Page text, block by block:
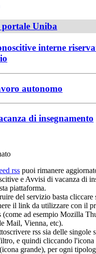
Uniba
interne
autonomo
di insegnamento
rss puoi rimanere
e Avvisi di vacanza di
piattaforma.
del servizio basta
il link da utilizzare con il
(come ad esempio Mozilla
Mail, Vienna, etc).
rss sia delle singole
e quindi cliccando l'icona
grande), per ogni